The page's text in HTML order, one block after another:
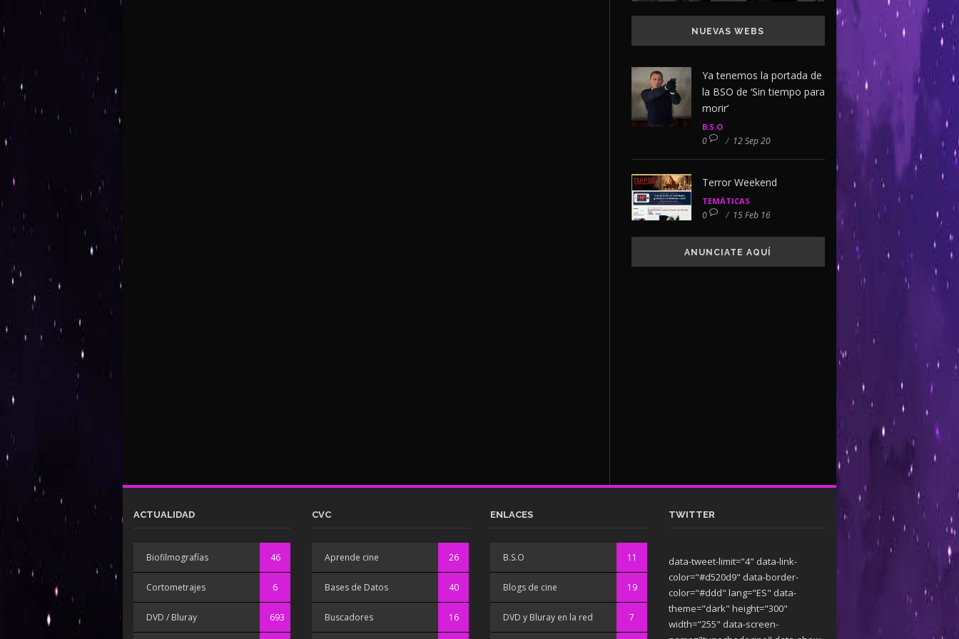
NUEVAS WEBS
Ya tenemos la portada de
la BSO de ‘Sin tiempo para
morir’
B.S.O
0 / 12 Sep 20
Terror Weekend
TEMÁTICAS
0 / 15 Feb 16
ANUNCIATE AQUÍ
ACTUALIDAD
Biofilmografías 46
Cortometrajes 6
DVD / Bluray 693
CVC
Aprende cine 26
Bases de Datos 40
Buscadores 16
ENLACES
B.S.O 11
Blogs de cine 19
DVD y Bluray en la red 7
TWITTER
data-tweet-limit="4" data-link-
color="#d520d9" data-border-
color="#ddd" lang="ES" data-
theme="dark" height="300"
width="255" data-screen-